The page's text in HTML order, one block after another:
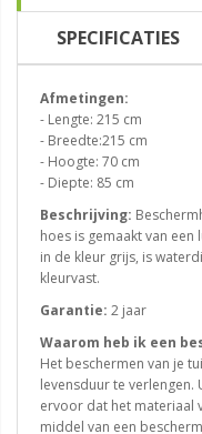
SPECIFICATIES
Afmetingen:
- Lengte: 215 cm
- Breedte:215 cm
- Hoogte: 70 cm
- Diepte: 85 cm
Beschrijving:
hoes is gemaakt van een
in de kleur grijs, is
kleurvast.
Garantie: 2 jaar
Waarom heb ik een
Het beschermen van je
levensduur te verlengen.
ervoor dat het materiaal
middel van een